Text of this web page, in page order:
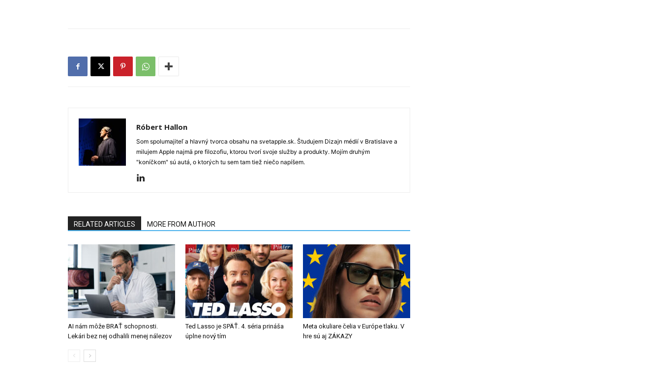
Róbert Hallon
Som spolumajiteľ a hlavný tvorca obsahu na svetapple.sk. Študujem Dizajn médií v Bratislave a
milujem Apple najmä pre filozofiu, ktorou tvorí svoje služby a produkty. Mojím druhým
"koníčkom" sú autá, o ktorých tu sem tam tiež niečo napíšem.
RELATED ARTICLES MORE FROM AUTHOR
AI nám môže BRAŤ schopnosti.
Lekári bez nej odhalili menej nálezov
Ted Lasso je SPÄŤ. 4. séria prináša
úplne nový tím
Meta okuliare čelia v Európe tlaku. V
hre sú aj ZÁKAZY